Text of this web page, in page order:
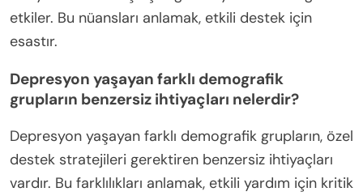
etkiler. Bu nüansları anlamak, etkili destek için
esastır.
Depresyon yaşayan farklı demografik
grupların benzersiz ihtiyaçları nelerdir?
Depresyon yaşayan farklı demografik grupların, özel
destek stratejileri gerektiren benzersiz ihtiyaçları
vardır. Bu farklılıkları anlamak, etkili yardım için kritik